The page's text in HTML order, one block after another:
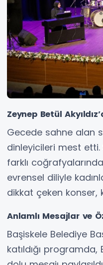
Zeynep Betül
Gecede sahne alan
dinleyicileri mest etti.
farklı
evrensel diliyle
dikkat çeken konser,
Anlamlı Mesajlar ve
Başiskele Belediye
katıldığı